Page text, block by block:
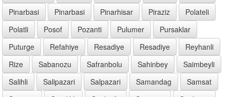
Pinarbasi
Pinarbasi Pinarhisar Piraziz
Polateli
Polatli
Posof Pozanti Pulumer
Pursaklar
Puturge
Refahiye Resadiye Resadiye
Reyhanli
Rize
Sabanozu Safranbolu Sahinbey
Saimbeyli
Salihli
Salipazari Salpazari Samandag
Samsat